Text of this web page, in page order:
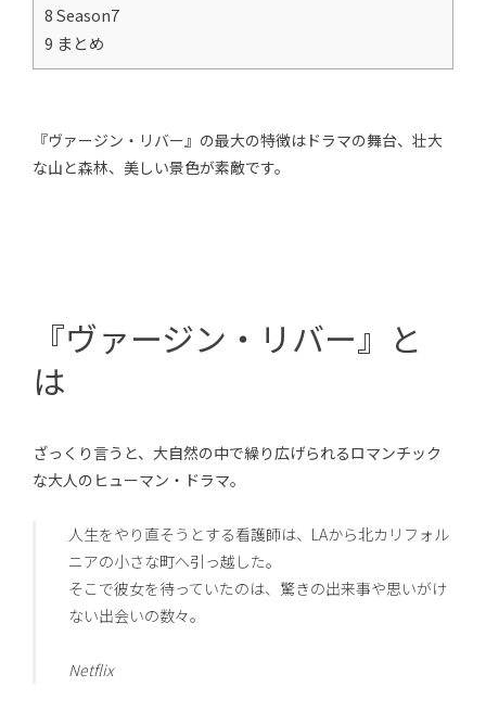
8 Season7
9 まとめ
『ヴァージン・リバー』の最大の特徴はドラマの舞台、壮大
な山と森林、美しい景色が素敵です。
『ヴァージン・リバー』と
は
ざっくり言うと、大自然の中で繰り広げられるロマンチック
な大人のヒューマン・ドラマ。
人生をやり直そうとする看護師は、LAから北カリフォル
ニアの小さな町へ引っ越した。
そこで彼女を待っていたのは、驚きの出来事や思いがけ
ない出会いの数々。
Netflix